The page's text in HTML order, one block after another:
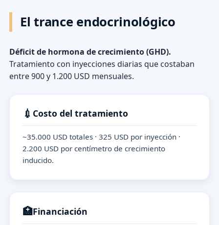
El trance endocrinológico
Déficit de hormona de crecimiento (GHD).
Tratamiento con inyecciones diarias que costaban
entre 900 y 1.200 USD mensuales.
💉 Costo del tratamiento
~35.000 USD totales · 325 USD por inyección ·
2.200 USD por centímetro de crecimiento
inducido.
🏥Financiación